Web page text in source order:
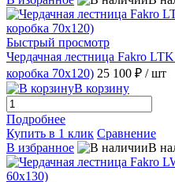
Быстрый просмотр
Чердачная лестница Fakro
коробка 70х120) 25 100 ₽ / шт
В корзину
Подробнее
Купить в 1 клик Сравнение
В избранное
В